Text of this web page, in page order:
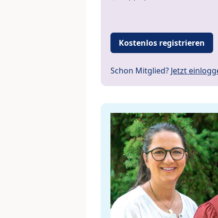
Kostenlos registrieren
Schon Mitglied? Jetzt